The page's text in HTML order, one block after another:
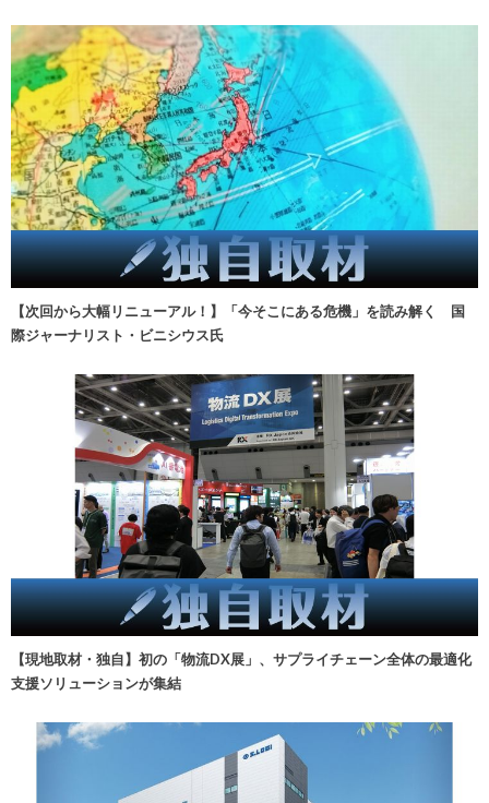
【次回から大幅リニューアル！】「今そこにある危機」を読み解く 国
際ジャーナリスト・ビニシウス氏
【現地取材・独自】初の「物流DX展」、サプライチェーン全体の最適化
支援ソリューションが集結